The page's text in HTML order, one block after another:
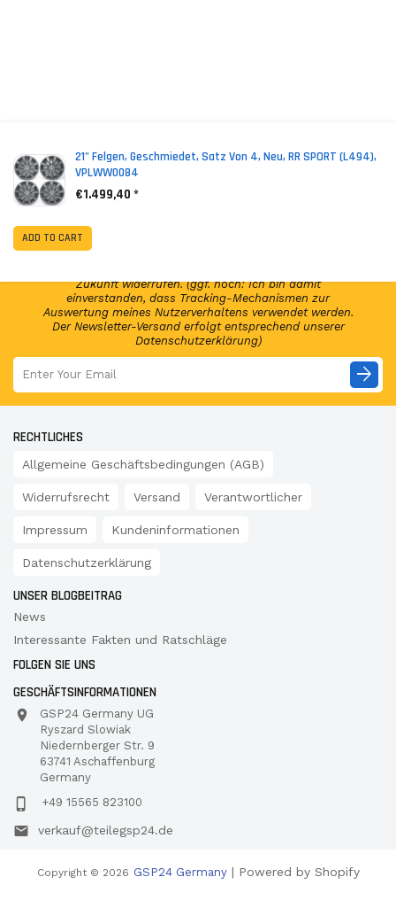
21" Felgen, Geschmiedet, Satz Von 4, Neu, RR SPORT (L494),
VPLWW0084
€1.499,40 *
ADD TO CART
Abonniere jetzt unseren Newsletter und erhalte per E-
Mail regelmäßig Infos regelmäßig Infos und exklusive
Angebote von GSP24 Germany. Diese Einwilligung zur
Zukunft widerrufen. (ggf. noch: Ich bin damit
einverstanden, dass Tracking-Mechanismen zur
Auswertung meines Nutzerverhaltens verwendet werden.
Der Newsletter-Versand erfolgt entsprechend unserer
Datenschutzerklärung)
arrow_forward
RECHTLICHES
Allgemeine Geschäftsbedingungen (AGB)
Widerrufsrecht Versand Verantwortlicher
Impressum Kundeninformationen
Datenschutzerklärung
UNSER BLOGBEITRAG
News
Interessante Fakten und Ratschläge
FOLGEN SIE UNS
GESCHÄFTSINFORMATIONEN
GSP24 Germany UG
Ryszard Slowiak
Niedernberger Str. 9
63741 Aschaffenburg
Germany
+49 15565 823100
verkauf@teilegsp24.de
Copyright © 2026 GSP24 Germany| Powered by Shopify